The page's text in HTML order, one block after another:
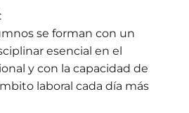
se forman con un
esencial en el
y con la capacidad de
laboral cada día más